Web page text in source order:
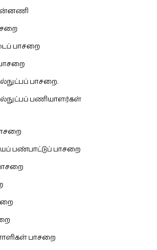
பாசறை
பாசறை.
பணியாளர்கள்
பண்பாட்டுப் பாசறை
பாசறை